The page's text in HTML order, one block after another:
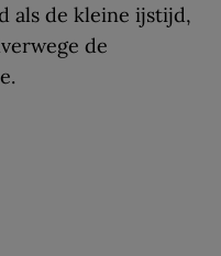
als de kleine ijstijd,
de